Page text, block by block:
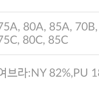
80A, 85A,
80C, 85C
브라:NY 82%,PU